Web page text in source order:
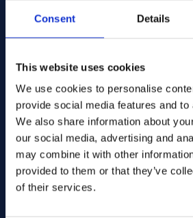
Consent Details
This website uses cookies
We use cookies to personalise
provide social media features and
We also share information about
our social media, advertising and
may combine it with other
provided to them or that they’ve
of their services.
Yritys Nimi:
Syötä määrä